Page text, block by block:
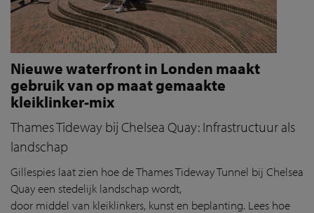
Nieuwe waterfront in Londen maakt
gebruik van op maat gemaakte
kleiklinker-mix
Thames Tideway bij Chelsea Quay: Infrastructuur als
landschap
Gillespies laatzien hoe de ThamesTidewayTunnel bij Chelsea
Quayeen stedelijk landschapwordt,
door middel van kleiklinkers, kunsten beplanting. Lees hoe